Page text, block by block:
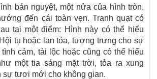
bán nguyệt, một nửa của hình tròn,
đến cái toàn vẹn. Tranh quạt có
tại một điểm: Hình này có thể hiểu
tụ hoặc lan tỏa, tượng trưng cho sự
tình cảm, tài lộc hoặc cũng có thể hiểu
một tia sáng mặt trời, tỏa ra xung
sự tươi mới cho không gian.